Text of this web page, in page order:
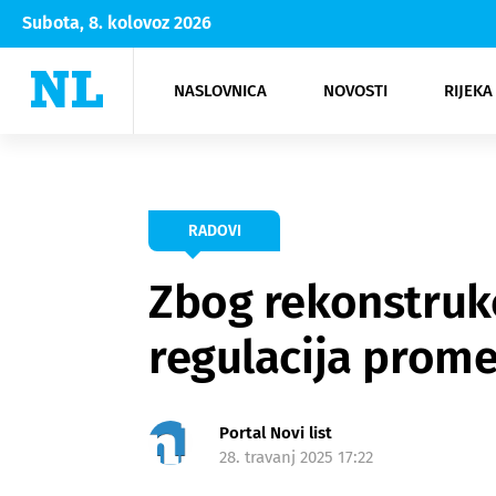
Subota, 8. kolovoz 2026
NASLOVNICA NOVOSTI
Rijeka Opatija
NK
Moda
Kultura
RADOVI
Zbog
regulacija
Portal Novi list
28. travanj 2025 17:22